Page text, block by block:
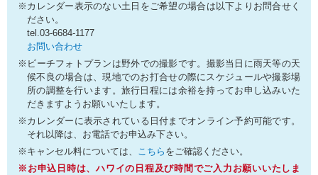
※カレンダー表示のない土日をご希望の場合は以下よりお問合せく
ださい。
tel.03-6684-1177
お問い合わせ
※ビーチフォトプランは野外での撮影です。撮影当日に雨天等の天
候不良の場合は、現地でのお打合せの際にスケジュールや撮影場
所の調整を行います。旅行日程には余裕を持ってお申し込みいた
だきますようお願いいたします。
※カレンダーに表示されている日付までオンライン予約可能です。
それ以降は、お電話でお申込み下さい。
※キャンセル料については、 こちら をご確認ください。
※お申込日時は、ハワイの日程及び時間でご入力お願いいたしま